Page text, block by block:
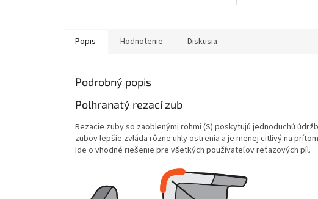
Popis Hodnotenie Diskusia
Podrobný popis
Polhranatý rezací zub
Rezacie zuby so zaoblenými rohmi (S) poskytujú jednoduchú
zubov lepšie zvláda rôzne uhly ostrenia a je menej citlivý na
Ide o vhodné riešenie pre všetkých používateľov reťazových píl.